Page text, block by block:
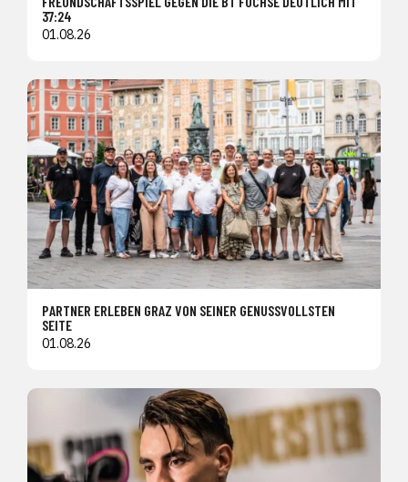
37:24
01.08.26
PARTNER ERLEBEN GRAZ VON SEINER GENUSSVOLLSTEN
SEITE
01.08.26